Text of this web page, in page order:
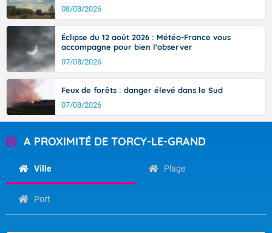
08/08/2026
Éclipse du 12 août 2026 : Météo-France vous
accompagne pour bien l'observer
07/08/2026
Feux de forêts : danger élevé dans le Sud
07/08/2026
A PROXIMITÉ DE TORCY-LE-GRAND
Ville Plage
Port